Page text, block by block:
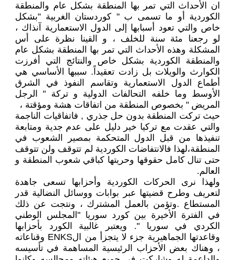
ان الأحداث التي تمر بها المنطقة بشكل عام والمنطقة
الكوردية أو ما تسمى ب " كوردستان الغربية "بشكل
خاص والتي تعود أسبابها إلى الدول الاستعمارية آنذاك ،
لو رجعنا مئة سنة للخلف ، و القينا نظرة على أس
المشكلة وهذه الأحداث التي تمر بها المنطقة بشكل عام
والمنطقة الكوردية بشكل خاص والنتائج التي أفرزت
الكوارث والويلات بل زادت تعقيداً. سببها الأساسي هي
أطماع الدول الاستعمارية وتقاسم النفوذ في الشرق
الأوسط وما خلفه التحالفات الدولية و تركة " الرجل
المريض " بخصوص المنطقة من اتفاقات هشة ومؤقتة ،
حيث تركت المنطقة بدون حل جذري , فاتفاقيات الناجمة
والتي عقدت مع تركيا خير دليل على عدم جدية ومتابعة
تنفيذها من قبل الدول المتحكمة بمصير الشعوب في
المنطقة،لهذا فالانتفاضات الكوردية لم تتوقف ولن تتوقف
حتى تنال كامل حقوقها وحريتها كباقي شعوب المنطقة و
العالم.
ولهذا نرى الحركات الكوردية وأحزابها تسعى جاهدة
لتعريف وطرح قضيتها عبر بوابات ووسائل النضالية قدر
المستطاع .وتؤمن بالعمل المشترك ، ونتجت عن ذلك
في الفترة الأخيرة بين كورد سوريا "المجلس الوطني
الكردي في سوريا ". ويعتبر غالبية الكورد بأحزابها
وقاعدتها الجماهيرية جزء لا يتجزأ من الENKS وقناعاته
، وهناك بعض الأحزاب الرئيسية المساهمة في تأسيسه